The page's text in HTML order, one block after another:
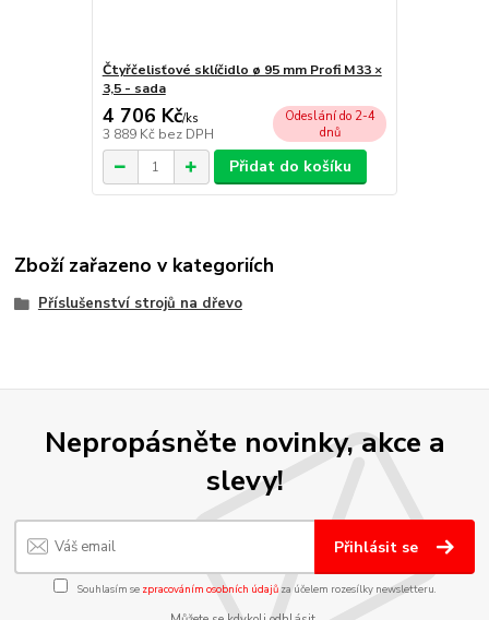
Čtyřčelisťové sklíčidlo ø 95 mm Profi M33 ×
3,5 - sada
4 706 Kč/ks
3 889 Kč bez DPH
Odeslání do 2-4
dnů
Přidat do košíku
Zboží zařazeno v kategoriích
Příslušenství strojů na dřevo
Nepropásněte novinky, akce a
slevy!
Přihlásit se
Souhlasím se zpracováním osobních údajůza účelem rozesílky newsletteru.